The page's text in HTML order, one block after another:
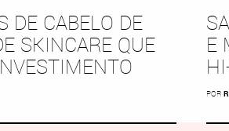
DE CABELO DE
SKINCARE QUE
E
POR